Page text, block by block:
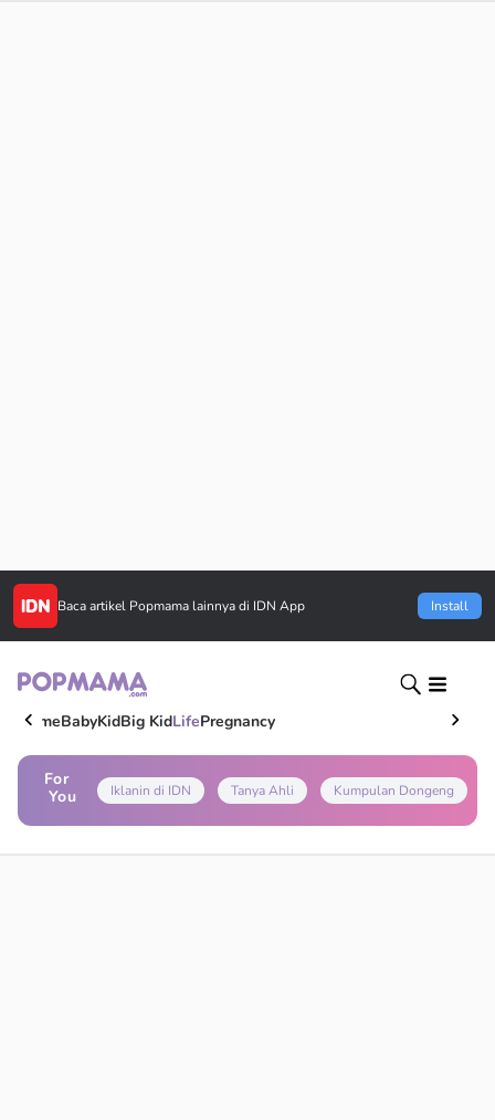
Baca artikel Popmama lainnya di IDN App Install
HomeBabyKidBig KidLifePregnancy
For
You
Iklanin di IDN Tanya Ahli Kumpulan Dongeng